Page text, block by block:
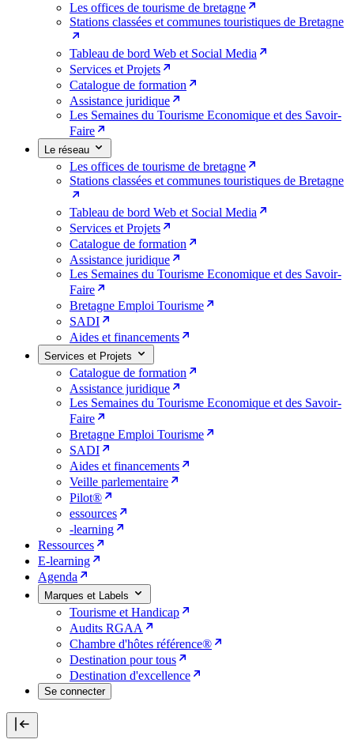
Les offices de tourisme de bretagne
Stations classées et communes touristiques de Bretagne
Tableau de bord Web et Social Media
Services et Projets
Catalogue de formation
Assistance juridique
Les Semaines du Tourisme Economique et des Savoir-
Faire
Le réseau
Les offices de tourisme de bretagne
Stations classées et communes touristiques de Bretagne
Tableau de bord Web et Social Media
Services et Projets
Catalogue de formation
Assistance juridique
Les Semaines du Tourisme Economique et des Savoir-
Faire
Bretagne Emploi Tourisme
SADI
Aides et financements
Services et Projets
Catalogue de formation
Assistance juridique
Les Semaines du Tourisme Economique et des Savoir-
Faire
Bretagne Emploi Tourisme
SADI
Aides et financements
Veille parlementaire
Pilot®
essources
-learning
Ressources
E-learning
Agenda
Marques et Labels
Tourisme et Handicap
Audits RGAA
Chambre d'hôtes référence®
Destination pour tous
Destination d'excellence
Se connecter